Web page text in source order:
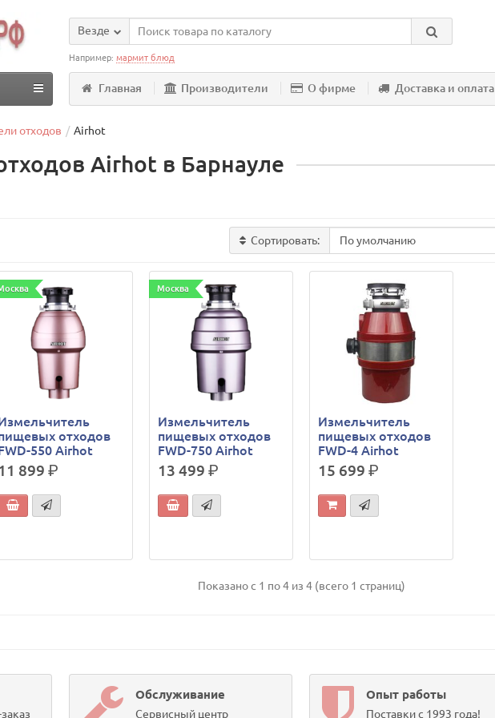
Везде
Например:мармит блюд
Главная Производители О фирме Доставка и оплата
отходов Airhot
Airhot в Барнауле
Сортировать:
отходов
550 Airhot
11 899р.
Москва
Измельчитель
пищевых отходов
FWD-750 Airhot
13 499р.
Измельчитель
пищевых отходов
FWD-4 Airhot
15 699 р.
Показано с 1 по 4 из 4 (всего 1 страниц)
Обслуживание
Сервисный центр
Опыт работы
Поставки с 1993 года!